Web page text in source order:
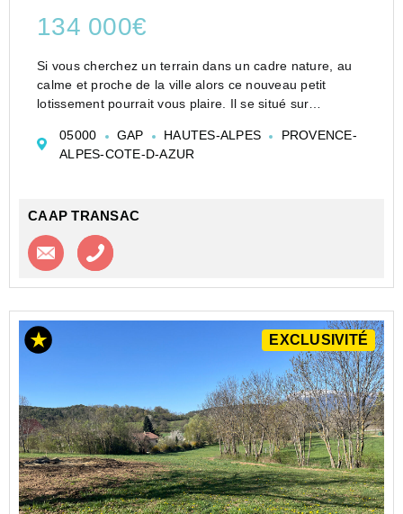
134 000€
Si vous cherchez un terrain dans un cadre nature, au
calme et proche de la ville alors ce nouveau petit
lotissement pourrait vous plaire. Il se situé sur
devraient être terminés courant d'été. Libr...
05000 GAP HAUTES-ALPES
PROVENCE-
ALPES-COTE-D-AZUR
CAAP TRANSAC
Contacter l'agence
EXCLUSIVITÉ